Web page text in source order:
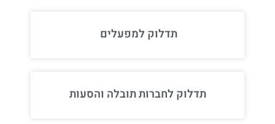
תדלוק למפעלים
תדלוק לחברות תובלה והסעות